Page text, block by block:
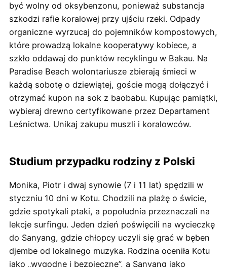
być wolny od oksybenzonu, ponieważ substancja
szkodzi rafie koralowej przy ujściu rzeki. Odpady
organiczne wyrzucaj do pojemników kompostowych,
które prowadzą lokalne kooperatywy kobiece, a
szkło oddawaj do punktów recyklingu w Bakau. Na
Paradise Beach wolontariusze zbierają śmieci w
każdą sobotę o dziewiątej, goście mogą dołączyć i
otrzymać kupon na sok z baobabu. Kupując pamiątki,
wybieraj drewno certyfikowane przez Departament
Leśnictwa. Unikaj zakupu muszli i koralowców.
Studium przypadku rodziny z Polski
Monika, Piotr i dwaj synowie (7 i 11 lat) spędzili w
styczniu 10 dni w Kotu. Chodzili na plażę o świcie,
gdzie spotykali ptaki, a popołudnia przeznaczali na
lekcje surfingu. Jeden dzień poświęcili na wycieczkę
do Sanyang, gdzie chłopcy uczyli się grać w bęben
djembe od lokalnego muzyka. Rodzina oceniła Kotu
jako „wygodne i bezpieczne”, a Sanyang jako